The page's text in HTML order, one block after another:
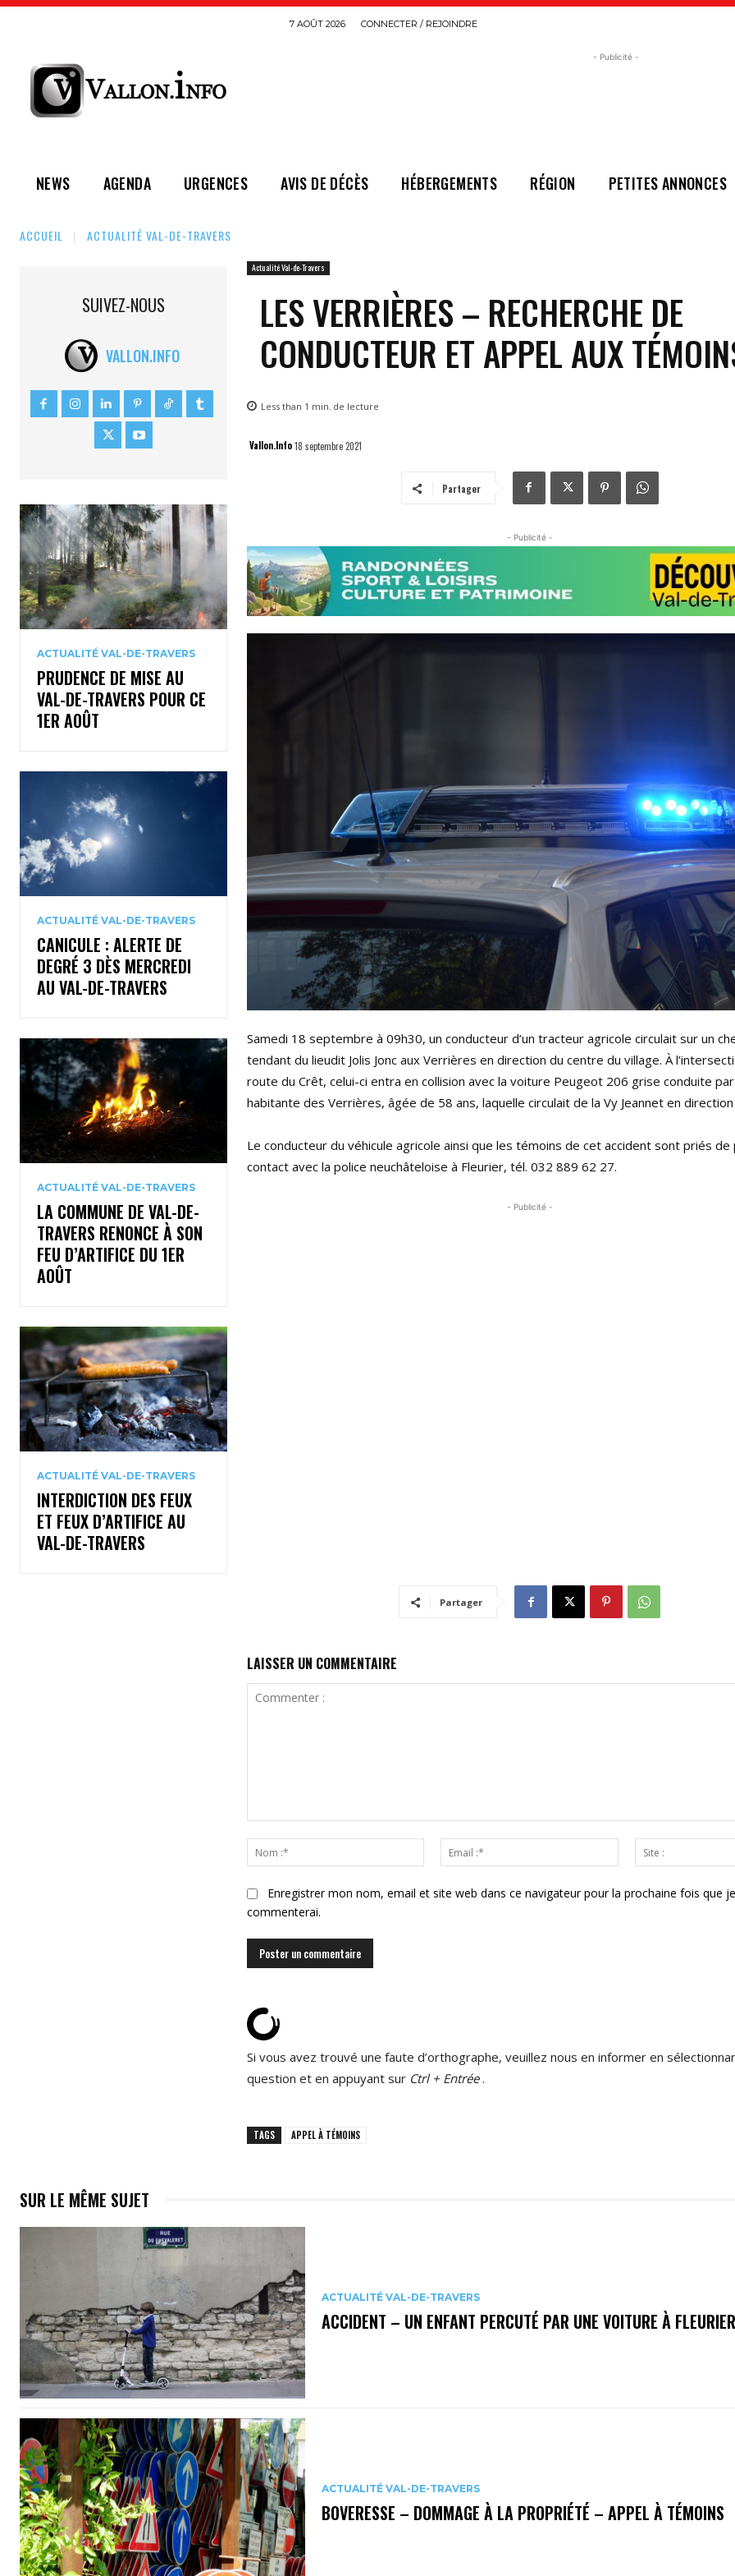
7 AOÛT 2026 CONNECTER / REJOINDRE
- Publicité -
NEWS AGENDA URGENCES AVIS DE DÉCÈS HÉBERGEMENTS RÉGION PETITES ANNONCES
ACCUEIL ACTUALITÉ VAL-DE-TRAVERS
SUIVEZ-NOUS
VALLON.INFO
ACTUALITÉ VAL-DE-TRAVERS
PRUDENCE DE MISE AU
VAL-DE-TRAVERS POUR CE
1ER AOÛT
ACTUALITÉ VAL-DE-TRAVERS
CANICULE : ALERTE DE
DEGRÉ 3 DÈS MERCREDI
AU VAL-DE-TRAVERS
ACTUALITÉ VAL-DE-TRAVERS
LA COMMUNE DE VAL-DE-
TRAVERS RENONCE À SON
FEU D’ARTIFICE DU 1ER
AOÛT
ACTUALITÉ VAL-DE-TRAVERS
INTERDICTION DES FEUX
ET FEUX D’ARTIFICE AU
VAL-DE-TRAVERS
Actualité Val-de-Travers
LES VERRIÈRES – RECHERCHE DE
CONDUCTEUR ET APPEL AUX
Less than 1 min. de lecture
Vallon.Info18 septembre 2021
Partager
- Publicité -
Samedi 18 septembre à 09h30, un conducteur d’un tracteur agricole circulait sur un
tendant du lieudit Jolis Jonc aux Verrières en direction du centre du village. À
route du Crêt, celui-ci entra en collision avec la voiture Peugeot 206 grise conduite
habitante des Verrières, âgée de 58 ans, laquelle circulait de la Vy Jeannet en direction
Le conducteur du véhicule agricole ainsi que les témoins de cet accident sont priés de
contact avec la police neuchâteloise à Fleurier, tél.032 889 62 27.
- Publicité -
Partager
LAISSER UN COMMENTAIRE
Nom
:*
Email
:*
Enregistrer mon nom, email et site web dans ce navigateur pour la prochaine fois que je
commenterai.
Si vous avez trouvé une faute d’orthographe, veuillez nous en informer en
question et en appuyant sur Ctrl + Entrée.
TAGS APPEL À TÉMOINS
SUR LE MÊME SUJET
ACTUALITÉ VAL-DE-TRAVERS
ACCIDENT – UN ENFANT PERCUTÉ PAR UNE VOITURE À FLEURIER
ACTUALITÉ VAL-DE-TRAVERS
BOVERESSE – DOMMAGE À LA PROPRIÉTÉ – APPEL À TÉMOINS